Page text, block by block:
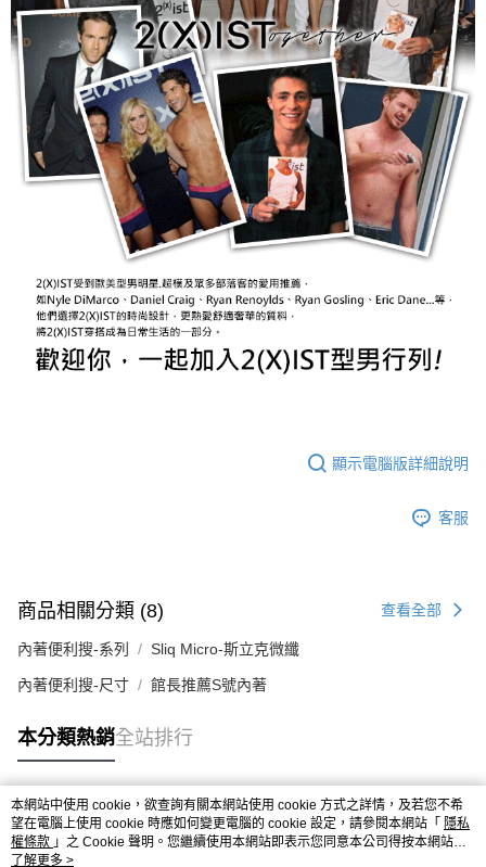
顯示電腦版詳細說明
客服
商品相關分類 (8) 查看全部
內著便利搜-系列 Sliq Micro-斯立克微纖
內著便利搜-尺寸 館長推薦S號內著
本分類熱銷全站排行
熱門標籤
本網站中使用 cookie，欲查詢有關本網站使用 cookie 方式之詳情，及若您不希
望在電腦上使用 cookie 時應如何變更電腦的 cookie 設定，請參閱本網站「 隱私
權條款 」之 Cookie 聲明。您繼續使用本網站即表示您同意本公司得按本網站使
用條款之 Cookie 聲明使用 cookie。
了解更多 >